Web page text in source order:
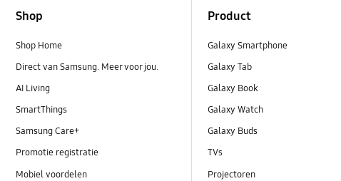
Shop
Shop Home
Direct van Samsung. Meer voor jou.
AI Living
SmartThings
Samsung Care+
Promotie registratie
Mobiel voordelen
Product
Galaxy Smartphone
Galaxy Tab
Galaxy Book
Galaxy Watch
Galaxy Buds
TVs
Projectoren